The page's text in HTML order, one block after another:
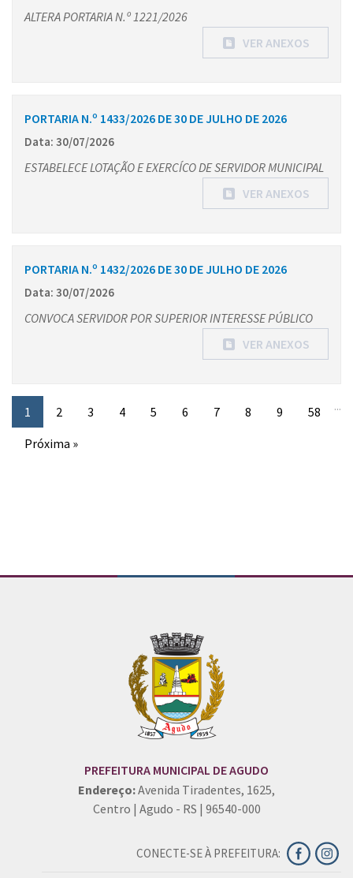
ALTERA PORTARIA N.º 1221/2026
VER ANEXOS
PORTARIA N.º 1433/2026 DE 30 DE JULHO DE 2026
Data: 30/07/2026
ESTABELECE LOTAÇÃO E EXERCÍCO DE SERVIDOR MUNICIPAL
VER ANEXOS
PORTARIA N.º 1432/2026 DE 30 DE JULHO DE 2026
Data: 30/07/2026
CONVOCA SERVIDOR POR SUPERIOR INTERESSE PÚBLICO
VER ANEXOS
1 2 3 4 5 6 7 8 9 ...
58
Próxima »
PREFEITURA MUNICIPAL DE AGUDO
Endereço:Avenida Tiradentes, 1625,
Centro | Agudo - RS | 96540-000
CONECTE-SE À PREFEITURA: